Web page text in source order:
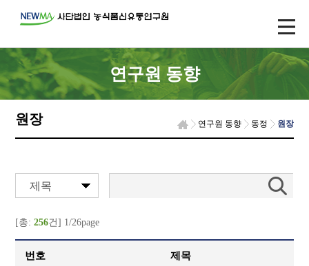
연구원 동향
원장 연구원 동향 동정 원장
제목
[총:256건] 1/26page
번호 제목